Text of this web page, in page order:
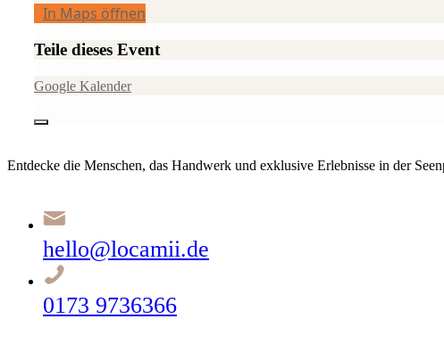
In Maps öffnen
Teile dieses Event
Google Kalender
Entdecke die Menschen, das Handwerk und exklusive Erlebnisse in der
hello@locamii.de
0173 9736366